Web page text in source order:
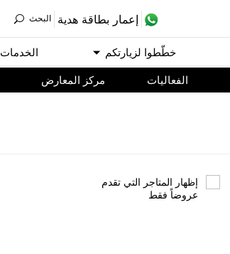
ﺇﻋﻤﺎﺭ ﺑﻄﺎﻗﺔ ﻫﺪﻳﺔ اﻟﺒﺤﺚ
ﺧﻄّﻄﻮا ﻟﺰﻳﺎﺭﺗﻜﻢ اﻟﺨﺪﻣﺎﺕ
اﻟﻔﻌﺎﻟﻴﺎﺕ مركز المعارض
ﺇﻇﻬﺎﺭ اﻟﻤﺘﺎﺟﺮ اﻟﺘﻲ ﺗﻘﺪﻡ
ﻋﺮﻭﺿﺎً ﻓﻘﻂ